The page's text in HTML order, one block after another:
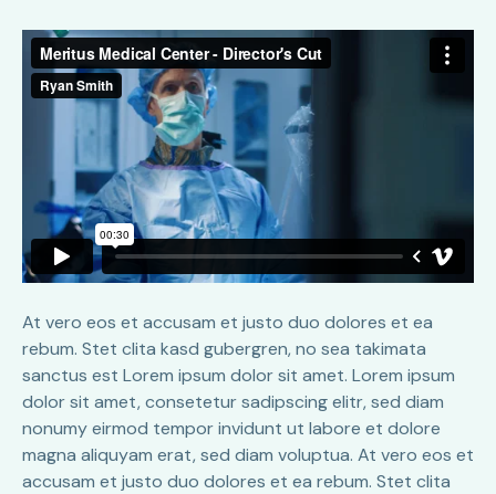
At vero eos et accusam et justo duo dolores et ea
rebum. Stet clita kasd gubergren, no sea takimata
sanctus est Lorem ipsum dolor sit amet. Lorem ipsum
dolor sit amet, consetetur sadipscing elitr, sed diam
nonumy eirmod tempor invidunt ut labore et dolore
magna aliquyam erat, sed diam voluptua. At vero eos et
accusam et justo duo dolores et ea rebum. Stet clita